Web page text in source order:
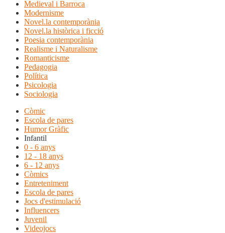
Medieval i Barroca
Modernisme
Novel.la contemporània
Novel.la històrica i ficció
Poesia contemporània
Realisme i Naturalisme
Romanticisme
Pedagogia
Política
Psicologia
Sociologia
Còmic
Escola de pares
Humor Gràfic
Infantil
0 - 6 anys
12 - 18 anys
6 - 12 anys
Còmics
Entreteniment
Escola de pares
Jocs d'estimulació
Influencers
Juvenil
Videojocs